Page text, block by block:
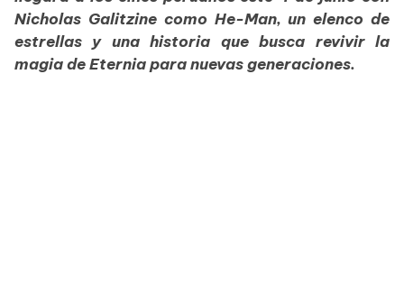
Nicholas Galitzine como He-Man, un elenco de
estrellas y una historia que busca revivir la
magia de Eternia para nuevas generaciones.